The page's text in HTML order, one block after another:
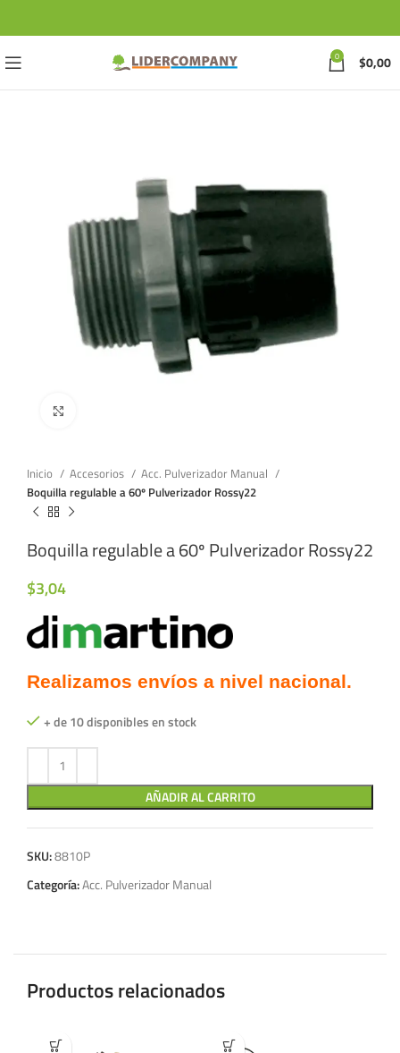
0 $0,00
Inicio Accesorios
Acc. Pulverizador Manual
Boquilla regulable a 60º Pulverizador Rossy22
Boquilla regulable a 60º Pulverizador Rossy22
$3,04
Realizamos envíos a nivel nacional.
+ de 10 disponibles en stock
AÑADIR AL CARRITO
SKU:8810P
Categoría:Acc. Pulverizador Manual
Productos relacionados